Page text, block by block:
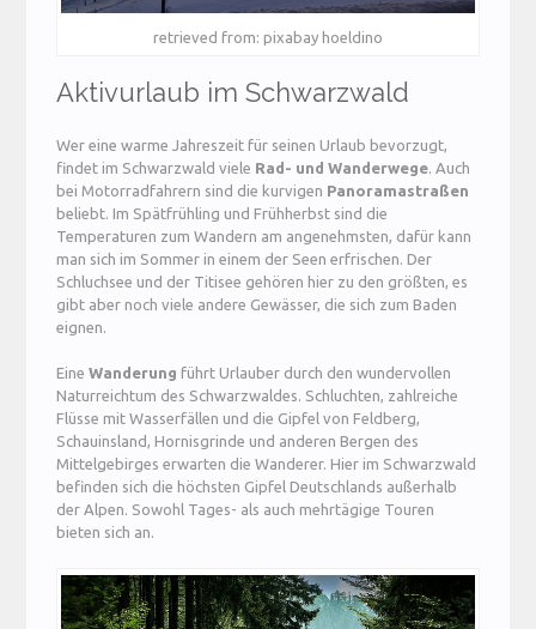
retrieved from: pixabay hoeldino
Aktivurlaub im Schwarzwald
Wer eine warme Jahreszeit für seinen Urlaub bevorzugt,
findet im Schwarzwald viele Rad- und Wanderwege . Auch
bei Motorradfahrern sind die kurvigen Panoramastraßen
beliebt. Im Spätfrühling und Frühherbst sind die
Temperaturen zum Wandern am angenehmsten, dafür kann
man sich im Sommer in einem der Seen erfrischen. Der
Schluchsee und der Titisee gehören hier zu den größten, es
gibt aber noch viele andere Gewässer, die sich zum Baden
eignen.
EineWanderung führt Urlauber durch den wundervollen
Naturreichtum des Schwarzwaldes. Schluchten, zahlreiche
Flüsse mit Wasserfällen und die Gipfel von Feldberg,
Schauinsland, Hornisgrinde und anderen Bergen des
Mittelgebirges erwarten die Wanderer. Hier im Schwarzwald
befinden sich die höchsten Gipfel Deutschlands außerhalb
der Alpen. Sowohl Tages- als auch mehrtägige Touren
bieten sich an.